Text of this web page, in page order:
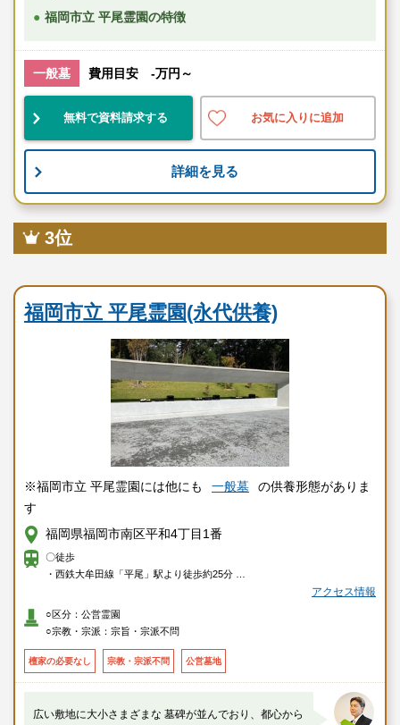
福岡市立 平尾霊園の特徴
一般墓 費用目安 -万円～
無料で資料請求する お気に入りに追加
詳細を見る
3位
福岡市立 平尾霊園(永代供養)
※福岡市立 平尾霊園には他にも 一般墓
の供養形態がありま
す
福岡県福岡市南区平和4丁目1番
〇徒歩
・西鉄大牟田線「平尾」駅より徒歩約25分
〇車
アクセス情報
○区分：公営霊園
○宗教・宗派：宗旨・宗派不問
檀家の必要なし 宗教・宗派不問 公営墓地
広い敷地に大小さまざまな 墓碑が並んでおり、都心から